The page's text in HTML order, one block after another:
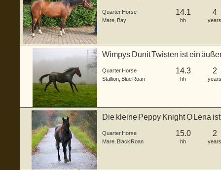
Quarter Horse
Mare Bay
14.1
hh
4
years
Wimpys Dunit Twisten ist ein
Quarter Horse
Stallion Blue Roan
14.3
hh
2
years
Die kleine Peppy Knight O Lena
Quarter Horse
Mare Black Roan
15.0
hh
2
years